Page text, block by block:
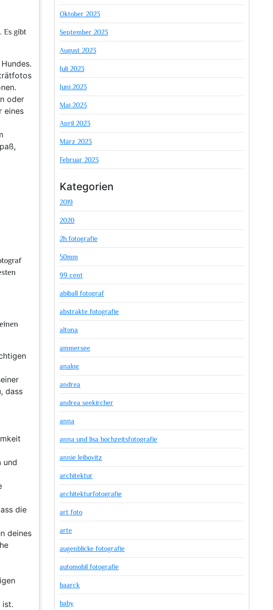
Es gibt
oder
eines
dass
und
die
deines
ist.
Oktober 2023
September 2023
August 2023
Juli 2023
Juni 2023
Mai 2023
April 2023
März 2023
Februar 2023
Kategorien
2019
2020
2h fotografie
50mm
99 cent
abiball fotograf
abstrakte fotografie
altona
ammersee
analog
andrea
andrea seekircher
anna
anna und lisa hochzeitsfotografie
annie leibovitz
architektur
architekturfotografie
art foto
arte
augenblicke fotografie
automobil fotografie
baarck
baby